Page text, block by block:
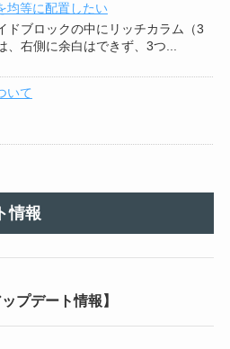
均等に配置したい
ドブロックの中にリッチカラム（3
、右側に余白はできず、3つ...
いて
情報
プデート情報】